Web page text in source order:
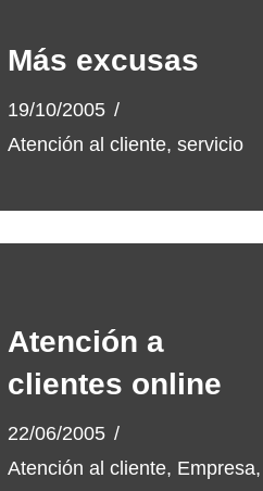
Más excusas
19/10/2005
Atención al cliente,servicio
Atención a
clientes online
22/06/2005
Atención al cliente, Empresa,